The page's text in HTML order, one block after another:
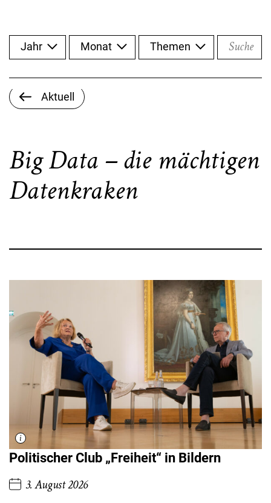
Aktuell
Big Data – die mächtigen
Datenkraken
Jahr Monat Themen Suche
Politischer Club „Freiheit“ in Bildern
3. August 2026